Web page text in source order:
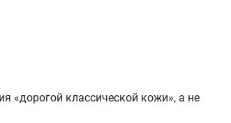
«дорогой классической кожи», а не